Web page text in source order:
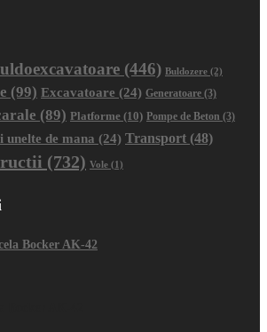
(446) Buldozere (2)
(99) Excavatoare (24) Generatoare (3)
(89) Platforme (10) Pompe de Beton (3)
unelte de mana (24) Transport (48)
(732) Vole (1)